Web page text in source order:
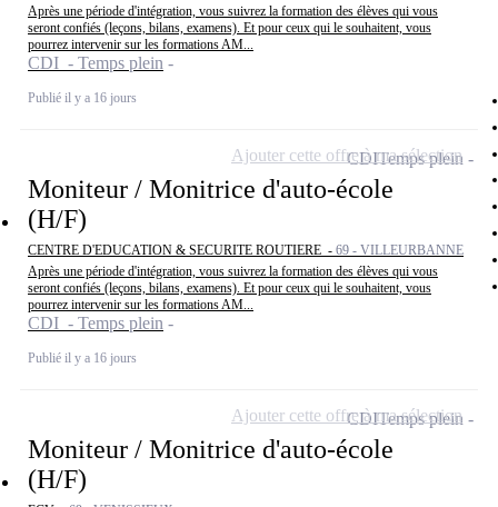
Après une période d'intégration, vous suivrez la formation des élèves qui vous
seront confiés (leçons, bilans, examens). Et pour ceux qui le souhaitent, vous
pourrez intervenir sur les formations AM...
CDI - Temps plein
Publié il y a 16 jours
Moniteur / Monitrice d'auto-école
(H/F)
CENTRE D'EDUCATION & SECURITE ROUTIERE - 69 - VILLEURBANNE
Après une période d'intégration, vous suivrez la formation des élèves qui vous
seront confiés (leçons, bilans, examens). Et pour ceux qui le souhaitent, vous
pourrez intervenir sur les formations AM...
CDI - Temps plein
Publié il y a 16 jours
CDITemps plein
Ajouter cette offre à ma sélection
Moniteur / Monitrice d'auto-école
(H/F)
CDITemps plein
Ajouter cette offre à ma sélection